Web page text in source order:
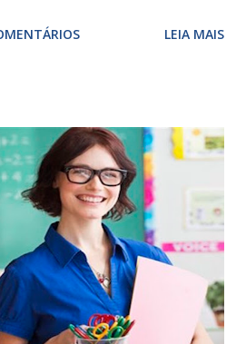
a melhor maneira de expressar o
para ações apresentadas,
DE PALAVRAS E
EM RELATÓRIOS Você pensa Você
O aluno não adquiriu os
de aprendizado. Não tem limites
auto-regulação, pois… É nervoso
para convívio no
LEIA MAIS